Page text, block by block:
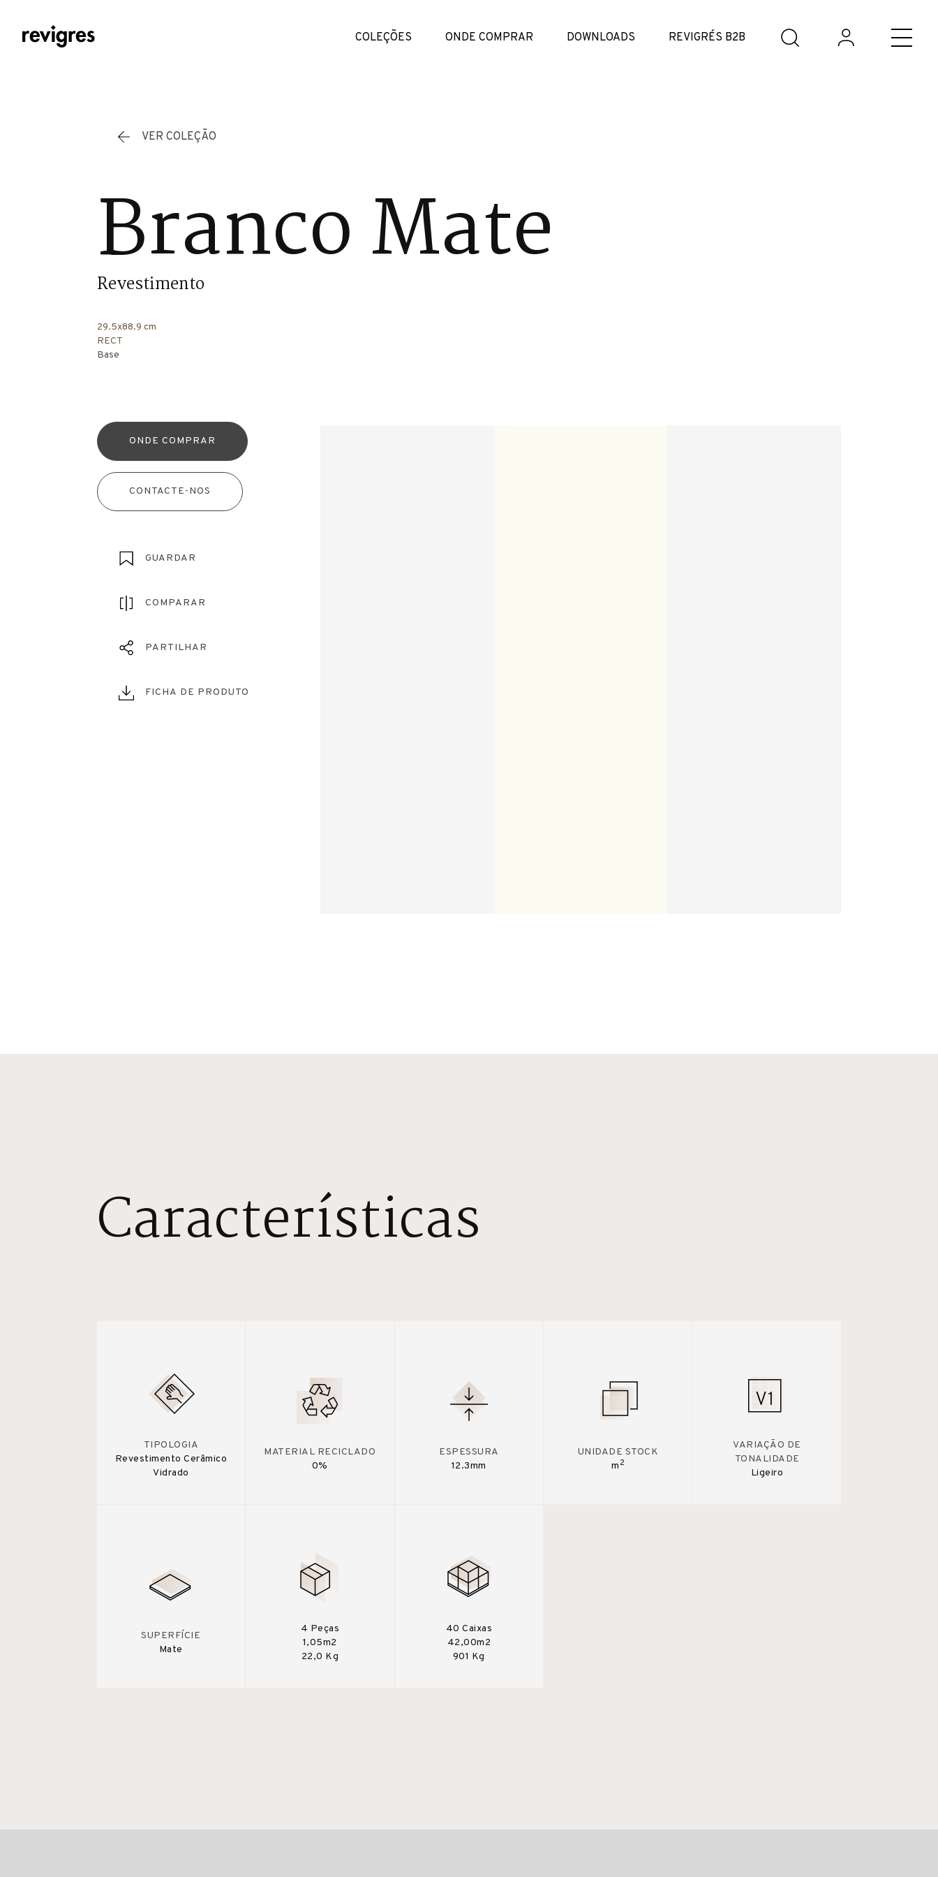
COLEÇÕES ONDE COMPRAR DOWNLOADS REVIGRÉS B2B
VER COLEÇÃO
Branco Mate
Revestimento
29.5x88.9 cm
RECT
Base
ONDE COMPRAR
CONTACTE-NOS
GUARDAR
COMPARAR
PARTILHAR
FICHA DE PRODUTO
Características
TIPOLOGIA
Revestimento Cerâmico
Vidrado
MATERIAL RECICLADO
0%
ESPESSURA
12.3mm
UNIDADE STOCK
m 2
VARIAÇÃO DE
TONALIDADE
Ligeiro
SUPERFÍCIE
Mate
4 Peças
1,05m2
22,0 Kg
40 Caixas
42,00m2
901 Kg